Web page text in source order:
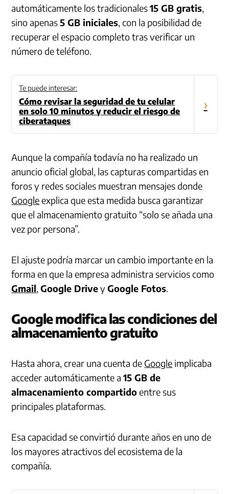
automáticamente los tradicionales15 GB gratis,
sino apenas5 GB iniciales, con la posibilidad de
recuperar el espacio completo tras verificar un
número de teléfono.
Te puede interesar:
Cómo revisar la seguridad de tu celular
en solo 10 minutos y reducir el riesgo de
ciberataques
›
Aunque la compañía todavía no ha realizado un
anuncio oficial global, las capturas compartidas en
foros y redes sociales muestran mensajes donde
Googleexplica que esta medida busca garantizar
que el almacenamiento gratuito “solo se añada una
vez por persona”.
El ajuste podría marcar un cambio importante en la
forma en que la empresa administra servicios como
Gmail,Google DriveyGoogle Fotos.
Google modifica las condiciones del
almacenamiento gratuito
Hasta ahora, crear una cuenta de Google implicaba
acceder automáticamente a15 GB de
almacenamiento compartidoentre sus
principales plataformas.
Esa capacidad se convirtió durante años en uno de
los mayores atractivos del ecosistema de la
compañía.